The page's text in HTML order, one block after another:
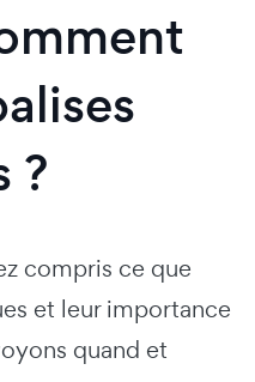
?
compris ce que
et leur importance
quand et